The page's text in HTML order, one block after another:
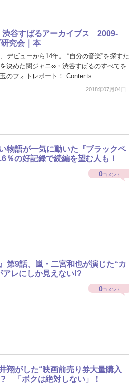
谷すばるアーカイブス 2009-
究会｜本
デビューから14年。 “自分の音楽”を探すた
決めた関ジャニ∞・渋谷すばるのすべてを
のフォトレポート！ Contents ...
2018年07月04日
物語が一気に動いた『ブラックペ
％の好記録で続編を望む人も！
0コメント
第9話、嵐・二宮和也が演じた“カ
アレにしか見えない!?
0コメント
翔がした“映画前売り券大量購入
「ボクは絶対しない」！